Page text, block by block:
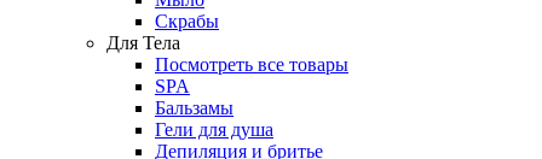
Скрабы
Для Тела
Посмотреть все товары
SPA
Бальзамы
Гели для душа
Депиляция и бритье